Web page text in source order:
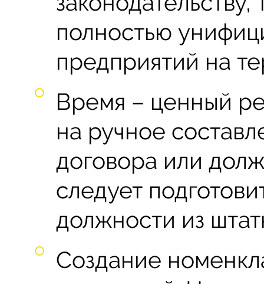
полностью
предприятий на
Время – ценный
на ручное
договора или
следует
должности из
Создание